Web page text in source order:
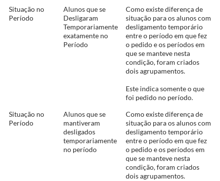
Situação no
Período
Alunos que se
Desligaram
Temporariamente
exatamente no
Período
Como existe diferença de
situação para os alunos com
desligamento temporário
entre o período em que fez
o pedido e os períodos em
que se manteve nesta
condição, foram criados
dois agrupamentos.
Este indica somente o que
foi pedido no período.
Situação no
Período
Alunos que se
mantiveram
desligados
temporariamente
no período
Como existe diferença de
situação para os alunos com
desligamento temporário
entre o período em que fez
o pedido e os períodos em
que se manteve nesta
condição, foram criados
dois agrupamentos.